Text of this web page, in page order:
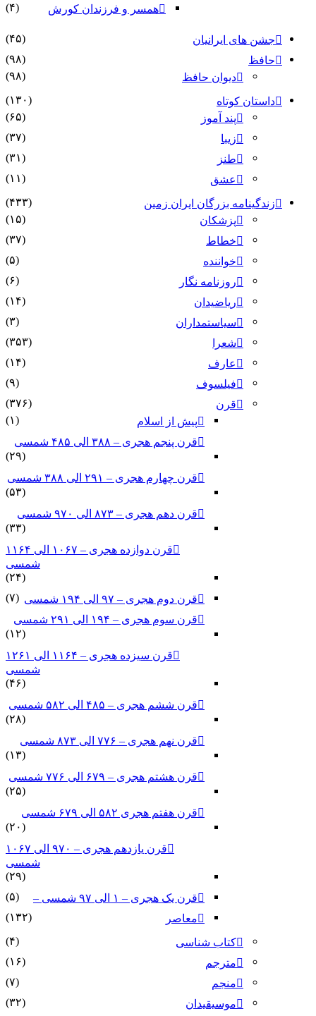
همسر و فرزندان کورش
(۴)
جشن های ایرانیان
(۴۵)
حافظ
(۹۸)
دیوان حافظ
(۹۸)
داستان کوتاه
(۱۳۰)
پند آموز
(۶۵)
زیبا
(۳۷)
طنز
(۳۱)
عشق
(۱۱)
زندگینامه بزرگان ایران زمین
(۴۳۳)
پزشکان
(۱۵)
خطاط
(۳۷)
خواننده
(۵)
روزنامه نگار
(۶)
ریاضیدان
(۱۴)
سیاستمداران
(۳)
شعرا
(۳۵۳)
عارف
(۱۴)
فیلسوف
(۹)
قرن
(۳۷۶)
پیش از اسلام
(۱)
قرن پنجم هجری – ۳۸۸ الی ۴۸۵ شمسی
(۲۹)
قرن چهارم هجری – ۲۹۱ الی ۳۸۸ شمسی
(۵۳)
قرن دهم هجری – ۸۷۳ الی ۹۷۰ شمسی
(۳۳)
قرن دوازده هجری – ۱۰۶۷ الی ۱۱۶۴
شمسی
(۲۴)
قرن دوم هجری – ۹۷ الی ۱۹۴ شمسی
(۷)
قرن سوم هجری – ۱۹۴ الی ۲۹۱ شمسی
(۱۲)
قرن سیزده هجری – ۱۱۶۴ الی ۱۲۶۱
شمسی
(۴۶)
قرن ششم هجری – ۴۸۵ الی ۵۸۲ شمسی
(۲۸)
قرن نهم هجری – ۷۷۶ الی ۸۷۳ شمسی
(۱۳)
قرن هشتم هجری – ۶۷۹ الی ۷۷۶ شمسی
(۲۵)
قرن هفتم هجری ۵۸۲ الی ۶۷۹ شمسی
(۲۰)
قرن یازدهم هجری – ۹۷۰ الی ۱۰۶۷
شمسی
(۲۹)
قرن یک هجری – ۱ الی ۹۷ شمسی –
(۵)
معاصر
(۱۳۲)
کتاب شناسی
(۴)
مترجم
(۱۶)
منجم
(۷)
موسیقیدان
(۳۲)